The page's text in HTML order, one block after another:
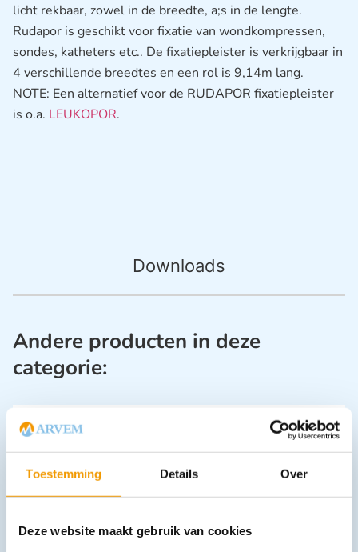
Toestemming Details Over
Deze website maakt gebruik van cookies
Downloads
licht rekbaar, zowel in de breedte, a;s in de lengte.
Rudapor is geschikt voor fixatie van wondkompressen,
sondes, katheters etc.. De fixatiepleister is verkrijgbaar in
4 verschillende breedtes en een rol is 9,14m lang.
NOTE: Een alternatief voor de RUDAPOR fixatiepleister
is o.a. LEUKOPOR.
Andere producten in deze
categorie:
Azaron tube tube 10 gram